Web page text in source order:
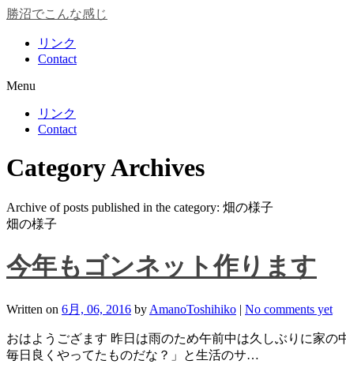
勝沼でこんな感じ
リンク
Contact
Menu
リンク
Contact
Category Archives
Archive of posts published in the category: 畑の様子
畑の様子
今年もゴンネット作ります
Written on 6月, 06, 2016 by AmanoToshihiko | No comments yet
おはようござます 昨日は雨のため午前中は久しぶりに家
毎日良くやってたものだな？」と生活のサ…